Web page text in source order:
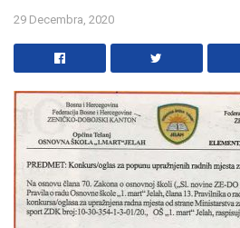
29 Decembra, 2020